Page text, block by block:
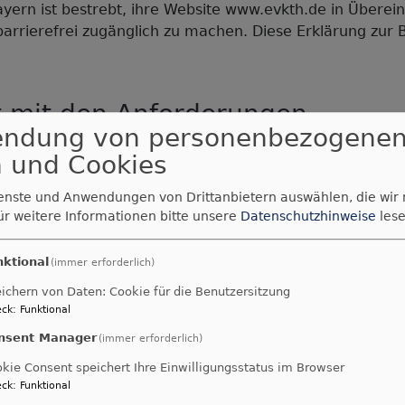
ist bestrebt, ihre Website www.evkth.de in
zugänglich zu machen. Diese Erklärung
mit den Anforderungen
folgenden Unvereinbarkeiten und Ausnahmen
Barrierefreiheit beim Theme
aus den folgenden Gründen nicht barrierefrei:
von personenbezogenen
und Cookies
und Anwendungen von Drittanbietern auswählen, die wir
weitere Informationen bitte unsere Datenschutzhinweise
(immer erforderlich)
von Daten: Cookie für die Benutzersitzung
: Funktional
Manager (immer erforderlich)
Consent speichert Ihre Einwilligungsstatus im Browser
: Funktional